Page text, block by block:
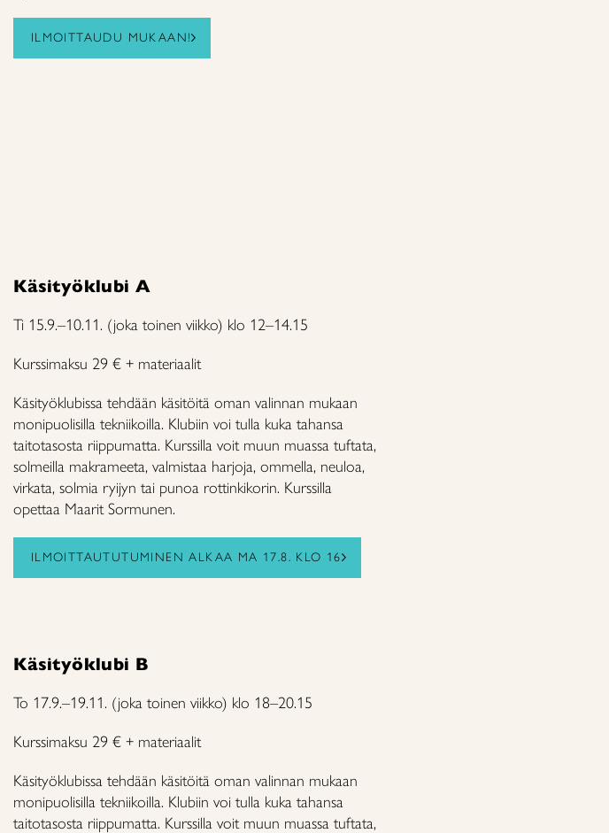
ILMOITTAUDU MUKAAN!
Käsityöklubi A
Ti 15.9.–10.11. (joka toinen viikko) klo 12–14.15
Kurssimaksu 29 € + materiaalit
Käsityöklubissa tehdään käsitöitä oman valinnan mukaan
monipuolisilla tekniikoilla. Klubiin voi tulla kuka tahansa
taitotasosta riippumatta. Kurssilla voit muun muassa tuftata,
solmeilla makrameeta, valmistaa harjoja, ommella, neuloa,
virkata, solmia ryijyn tai punoa rottinkikorin. Kurssilla
opettaa Maarit Sormunen.
ILMOITTAUTUTUMINEN ALKAA MA 17.8. KLO 16
Käsityöklubi B
To 17.9.–19.11. (joka toinen viikko) klo 18–20.15
Kurssimaksu 29 € + materiaalit
Käsityöklubissa tehdään käsitöitä oman valinnan mukaan
monipuolisilla tekniikoilla. Klubiin voi tulla kuka tahansa
taitotasosta riippumatta. Kurssilla voit muun muassa tuftata,